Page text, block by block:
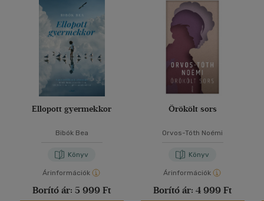
Ellopott gyermekkor
Bibók Bea
Könyv
Árinformációk
Borító ár: 5 999 Ft
Örökölt sors
Orvos-Tóth Noémi
Könyv
Árinformációk
Borító ár: 4 999 Ft